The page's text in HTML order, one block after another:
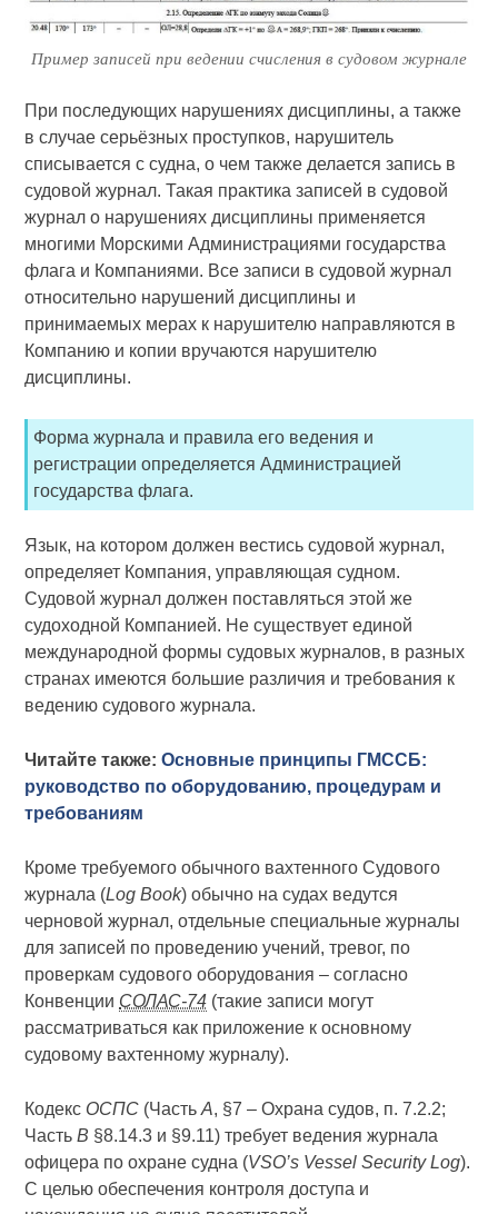
Пример записей при ведении счисления в судовом журнале
При последующих нарушениях дисциплины, а также
в случае серьёзных проступков, нарушитель
списывается с судна, о чем также делается запись в
судовой журнал. Такая практика записей в судовой
журнал о нарушениях дисциплины применяется
многими Морскими Администрациями государства
флага и Компаниями. Все записи в судовой журнал
относительно нарушений дисциплины и
принимаемых мерах к нарушителю направляются в
Компанию и копии вручаются нарушителю
дисциплины.
Форма журнала и правила его ведения и
регистрации определяется Администрацией
государства флага.
Язык, на котором должен вестись судовой журнал,
определяет Компания, управляющая судном.
Судовой журнал должен поставляться этой же
судоходной Компа­нией. Не существует единой
международной формы судовых журналов, в разных
странах имеются большие различия и требования к
ведению судового журнала.
Читайте также:Основные принципы ГМССБ:
руководство по оборудованию, процедурам и
требованиям
Кроме требуемого обычного вахтенного Судового
журнала (Log Book) обычно на судах ведутся
черновой журнал, отдельные специальные журналы
для записей по проведению учений, тревог, по
проверкам судового оборудования – согласно
Конвенции СОЛАС-74 (такие записи могут
рассматриваться как приложение к основному
судовому вахтенному журналу).
Кодекс ОСПС (ЧастьА, §7 – Охрана судов, п. 7.2.2;
ЧастьВ §8.14.3 и §9.11) требует ведения журнала
офицера по охране судна (VSO’s Vessel Security Log).
С целью обеспечения контроля доступа и